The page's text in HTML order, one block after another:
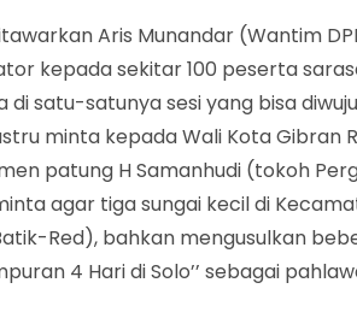
Aris Munandar (Wantim
kepada sekitar 100 peserta
satu-satunya sesi yang bisa
minta kepada Wali Kota Gibran
patung H Samanhudi (tokoh
agar tiga sungai kecil di
Red), bahkan mengusulkan
4 Hari di Solo’’ sebagai